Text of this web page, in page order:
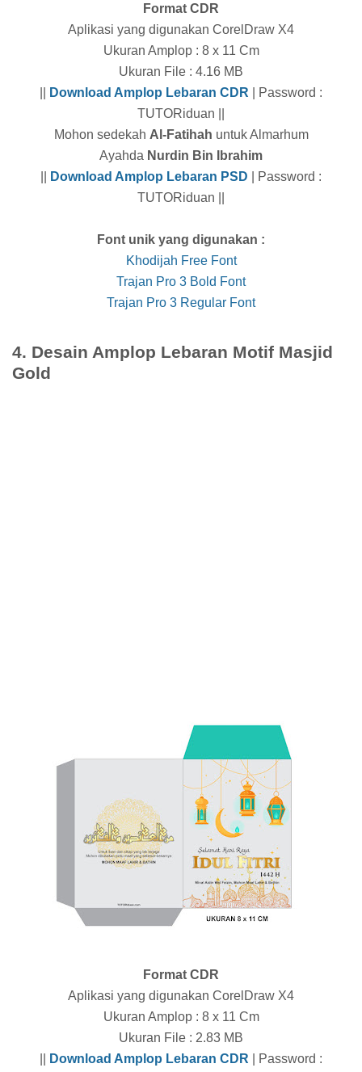
Format CDR
Aplikasi yang digunakan CorelDraw X4
Ukuran Amplop : 8 x 11 Cm
Ukuran File : 4.16 MB
Download Amplop Lebaran CDR | Password :
TUTORiduan ||
Mohon sedekah Al-Fatihah untuk Almarhum
Ayahda Nurdin Bin Ibrahim
Download Amplop Lebaran PSD | Password :
TUTORiduan ||
Font unik yang digunakan :
Khodijah Free Font
Trajan Pro 3 Bold Font
Trajan Pro 3 Regular Font
4. Desain Amplop Lebaran Motif Masjid
Gold
Format CDR
Aplikasi yang digunakan CorelDraw X4
Ukuran Amplop : 8 x 11 Cm
Ukuran File : 2.83 MB
Download Amplop Lebaran CDR
| Password :